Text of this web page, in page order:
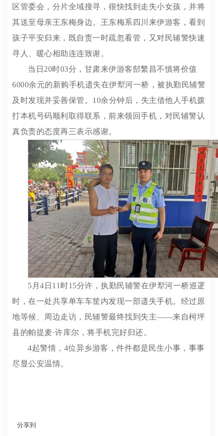
区管委会，分片全域搜寻，很快找到走失小女孩，并将
其送至母亲王东梅身边。王东梅系四川来伊游客，看到
孩子平安归来，既自责一时疏忽看管，又对民辅警快速
寻人、暖心相助连连致谢。
当日20时03分，甘肃来伊游客郜繁昌不慎将价值
6000余元的新购手机遗失在伊犁河一桥，被执勤民辅警
及时发现并妥善保管。10余分钟后，失主借他人手机拨
打本机号码顺利取得联系，前来领回手机，对民辅警认
真负责的态度再三表示感谢。
5月4日11时15分许，执勤民辅警在伊犁河一桥巡逻
时，在一处共享单车车筐内发现一部遗失手机。经过原
地等候、周边走访，民辅警最终找到失主——来自柯坪
县的帕提麦·许库尔，将手机完好归还。
4起警情，4位异乡游客，件件都是民生小事，事事
尽显公安温情。
分享到